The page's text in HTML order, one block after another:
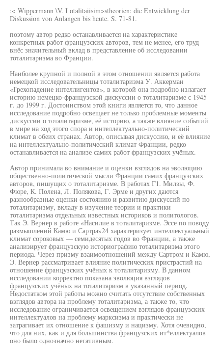
;< Wippermann \V. I otalitaiisim>stheorien: die Entwicklung der
Diskussion von Anlangen bis heute. S. 71-81.
поэтому автор редко останавливается на характеристике
конкретных работ французских авторов, тем не менее, его труд
внёс значительный вклад в представление об исследовании
тоталитаризма во Франции.
Наиболее крупной и полной в этом отношении является работа
немецкой исследовательницы тоталитаризма У. Аккерман
«Грехопадение интеллигентов», в которой она подробно излагает
историю немецко-французской дискуссии о тоталитаризме с 1945
г. до 1999 г. Достоинством этой книги является то, что данное
исследование подробно освещает не только проблемные моменты
дискуссии о тоталитаризме, её историю, а также влияние событий
в мире на ход этого спора и интеллектуально-политический
климат в обеих странах. Автор, описывая дискуссию, и её влияние
на интеллектуально-политический климат Франции, редко
останавливается на анализе самих работ французских учёных.
Автор принимала во внимание и оценки взглядов на эволюцию
общественно-политической мысли Франции самих французских
авторов, пишущих о тоталитаризме. В работах Г1. Милзы, Ф.
Фюре, К. Полена, Л. Полякова, Г. Эрме и других даются
разнообразные оценки состоянию и развитию дискуссий по
тоталитаризму, вкладу в изучение теории и практики
тоталитаризма отдельных известных историков и политологов.
Так Э. Вернер в работе «Насилие в тоталитаризме. Эссе по поводу
размышлений Камю и Сартра»24 характеризует интеллектуальный
климат сороковых — семидесятых годов во Франции, а также
анализирует французскую историографию тоталитаризма этого
периода. Через призму взаимоотношений между Сартром и Камю,
Э. Вернер рассматривает влияние политических пристрастий на
отношение французских учёных к тоталитаризму. В данном
исследовании корректно показана эволюция взглядов
французских учёных на тоталитаризм в указанный период.
Недостатком этой работы можно считать отсутствие собственных
взглядов автора на проблему тоталитаризма, а также то, что
исследование ограничивается освещением взглядов французских
интеллектуалов на проблему марксизма и практически не
затрагивает их отношение к фашизму и нацизму. Хотя очевидно,
что для них, как и для большинства французских ит*еллектуалов
оно было однозначно негативным.